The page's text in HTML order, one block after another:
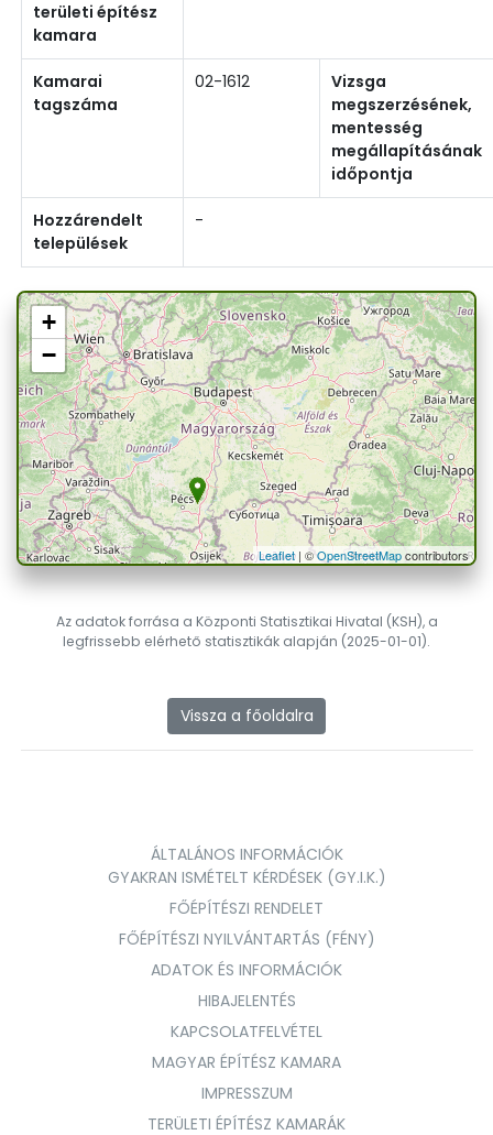
területi építész
kamara
Kamarai
tagszáma
02-1612
Vizsga
megszerzésének,
mentesség
megállapításának
időpontja
Hozzárendelt
települések
-
+
−
Leaflet| ©OpenStreetMapcontributors
Az adatok forrása a Központi Statisztikai Hivatal (KSH), a
legfrissebb elérhető statisztikák alapján (2025-01-01).
Vissza a főoldalra
ÁLTALÁNOS INFORMÁCIÓK
GYAKRAN ISMÉTELT KÉRDÉSEK (GY.I.K.)
FŐÉPÍTÉSZI RENDELET
FŐÉPÍTÉSZI NYILVÁNTARTÁS (FÉNY)
ADATOK ÉS INFORMÁCIÓK
HIBAJELENTÉS
KAPCSOLATFELVÉTEL
MAGYAR ÉPÍTÉSZ KAMARA
IMPRESSZUM
TERÜLETI ÉPÍTÉSZ KAMARÁK